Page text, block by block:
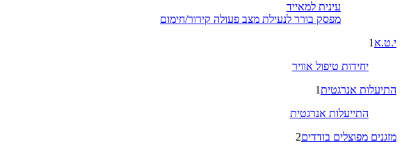
עינית למאייד
מפסק בורר לנעילת מצב פעולה קירור/חימום
י.ט.א 1
יחידות טיפול אוויר
התיעלות אנרגטית1
התייעלות אנרגטית
מזגנים מפוצלים בודדים2